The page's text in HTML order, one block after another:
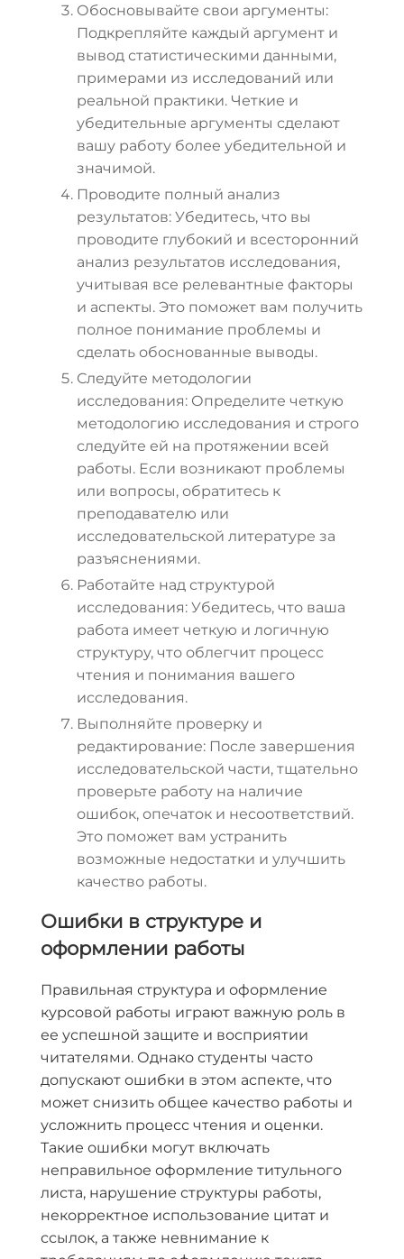
Обосновывайте свои аргументы:
Подкрепляйте каждый аргумент и
вывод статистическими данными,
примерами из исследований или
реальной практики. Четкие и
убедительные аргументы сделают
вашу работу более убедительной и
значимой.
Проводите полный анализ
результатов: Убедитесь, что вы
проводите глубокий и всесторонний
анализ результатов исследования,
учитывая все релевантные факторы
и аспекты. Это поможет вам получить
полное понимание проблемы и
сделать обоснованные выводы.
Следуйте методологии
исследования: Определите четкую
методологию исследования и строго
следуйте ей на протяжении всей
работы. Если возникают проблемы
или вопросы, обратитесь к
преподавателю или
исследовательской литературе за
разъяснениями.
Работайте над структурой
исследования: Убедитесь, что ваша
работа имеет четкую и логичную
структуру, что облегчит процесс
чтения и понимания вашего
исследования.
Выполняйте проверку и
редактирование: После завершения
исследовательской части, тщательно
проверьте работу на наличие
ошибок, опечаток и несоответствий.
Это поможет вам устранить
возможные недостатки и улучшить
качество работы.
Ошибки в структуре и
оформлении работы
Правильная структура и оформление
курсовой работы играют важную роль в
ее успешной защите и восприятии
читателями. Однако студенты часто
допускают ошибки в этом аспекте, что
может снизить общее качество работы и
усложнить процесс чтения и оценки.
Такие ошибки могут включать
неправильное оформление титульного
листа, нарушение структуры работы,
некорректное использование цитат и
ссылок, а также невнимание к